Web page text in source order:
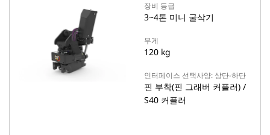
장비 등급
3~4톤 미니 굴삭기
무게
120 kg
인터페이스 선택사양: 상단-하단
핀 부착(핀 그래버 커플러) /
S40 커플러